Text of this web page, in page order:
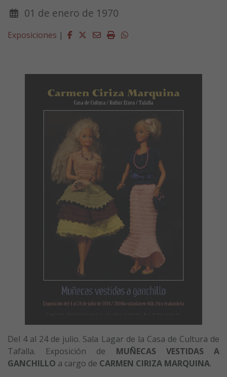
01 de enero de 1970
Exposiciones | Facebook
Twitter
EmailImprimirWhatsapp
Del 4 al 24 de julio. Sala Lagar de la Casa de Cultura de
Tafalla. Exposición de MUÑECAS VESTIDAS A
GANCHILLO a cargo de CARMEN CIRIZA MARQUINA.